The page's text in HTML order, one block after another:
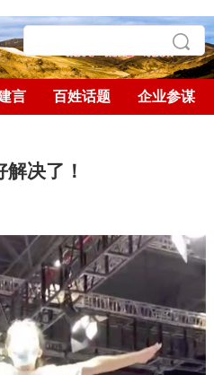
言 百姓话题 企业参谋
决了！